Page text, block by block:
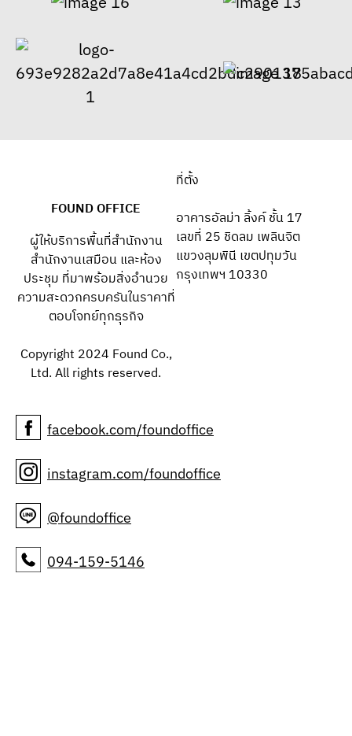
FOUND OFFICE
ผู้ให้บริการพื้นที่สำนักงาน
สำนักงานเสมือน และห้อง
ประชุม ที่มาพร้อมสิ่งอำนวย
ความสะดวกครบครันในราคาที่
ตอบโจทย์ทุกธุรกิจ
Copyright 2024 Found Co.,
Ltd. All rights reserved.
ที่ตั้ง
อาคารอัลม่า ลิ้งค์ ชั้น 17
เลขที่ 25 ชิดลม เพลินจิต
แขวงลุมพินี เขตปทุมวัน
กรุงเทพฯ 10330
facebook.com/foundoffice
instagram.com/foundoffice
@foundoffice
094-159-5146